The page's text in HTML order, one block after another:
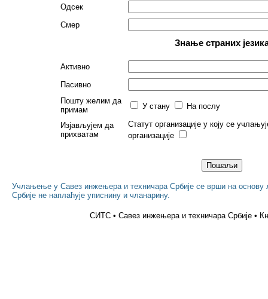
Одсек
Смер
Знање страних
Активно
Пасивно
Пошту желим да
примам
У стану На послу
Изјављујем да
прихватам
Статут организације у коју се
организације
Учлањење у Савез инжењера и техничара Србије се врши на
Србије не наплаћује уписнину и чланарину.
СИТС • Савез инжењера и техничара Србије •